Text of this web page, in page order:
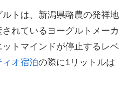
トは、新潟県酪農の発祥地
れているヨーグルトメーカ
トマインドが停止するレベ
オ宿泊の際に1リットルは